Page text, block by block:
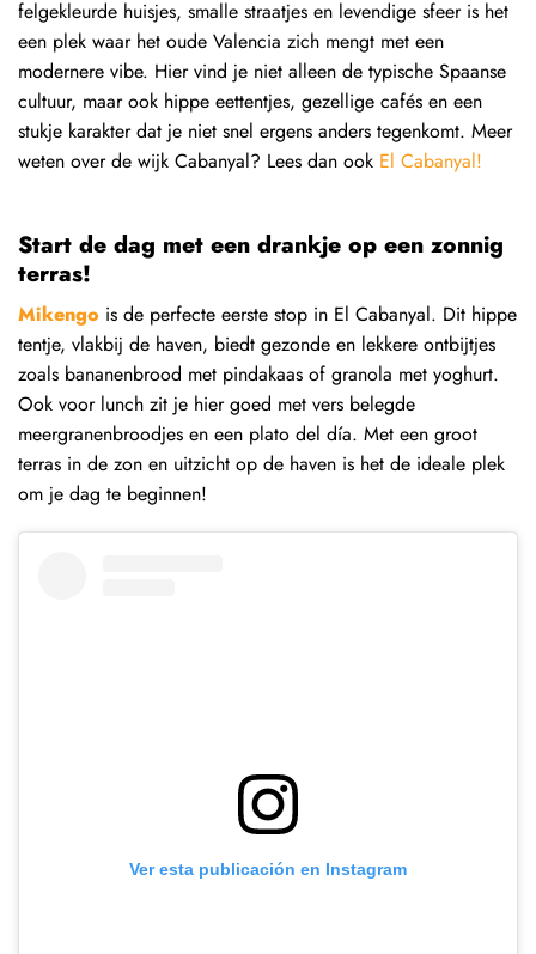
felgekleurde huisjes, smalle straatjes en levendige sfeer is het
een plek waar het oude Valencia zich mengt met een
modernere vibe. Hier vind je niet alleen de typische Spaanse
cultuur, maar ook hippe eettentjes, gezellige cafés en een
stukje karakter dat je niet snel ergens anders tegenkomt. Meer
weten over de wijk Cabanyal? Lees dan ook El Cabanyal!
Start de dag met een drankje op een zonnig
terras!
Mikengo is de perfecte eerste stop in El Cabanyal. Dit hippe
tentje, vlakbij de haven, biedt gezonde en lekkere ontbijtjes
zoals bananenbrood met pindakaas of granola met yoghurt.
Ook voor lunch zit je hier goed met vers belegde
meergranenbroodjes en een plato del día. Met een groot
terras in de zon en uitzicht op de haven is het de ideale plek
om je dag te beginnen!
Ver esta publicación en Instagram